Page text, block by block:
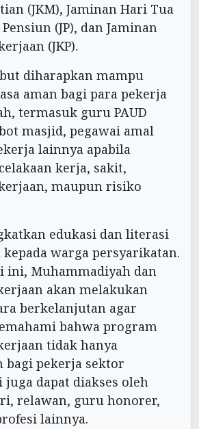
(JKM), Jaminan Hari Tua
(JP), dan Jaminan
(JKP).
diharapkan mampu
aman bagi para pekerja
termasuk guru PAUD
masjid, pegawai amal
lainnya apabila
kerja, sakit,
maupun risiko
edukasi dan literasi
warga persyarikatan.
ini, Muhammadiyah dan
akan melakukan
berkelanjutan agar
bahwa program
tidak hanya
pekerja sektor
dapat diakses oleh
relawan, guru honorer,
lainnya.